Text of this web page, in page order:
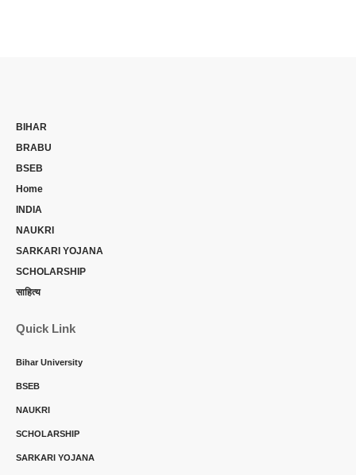
BIHAR
BRABU
BSEB
Home
INDIA
NAUKRI
SARKARI YOJANA
SCHOLARSHIP
साहित्य
Quick Link
Bihar University
BSEB
NAUKRI
SCHOLARSHIP
SARKARI YOJANA